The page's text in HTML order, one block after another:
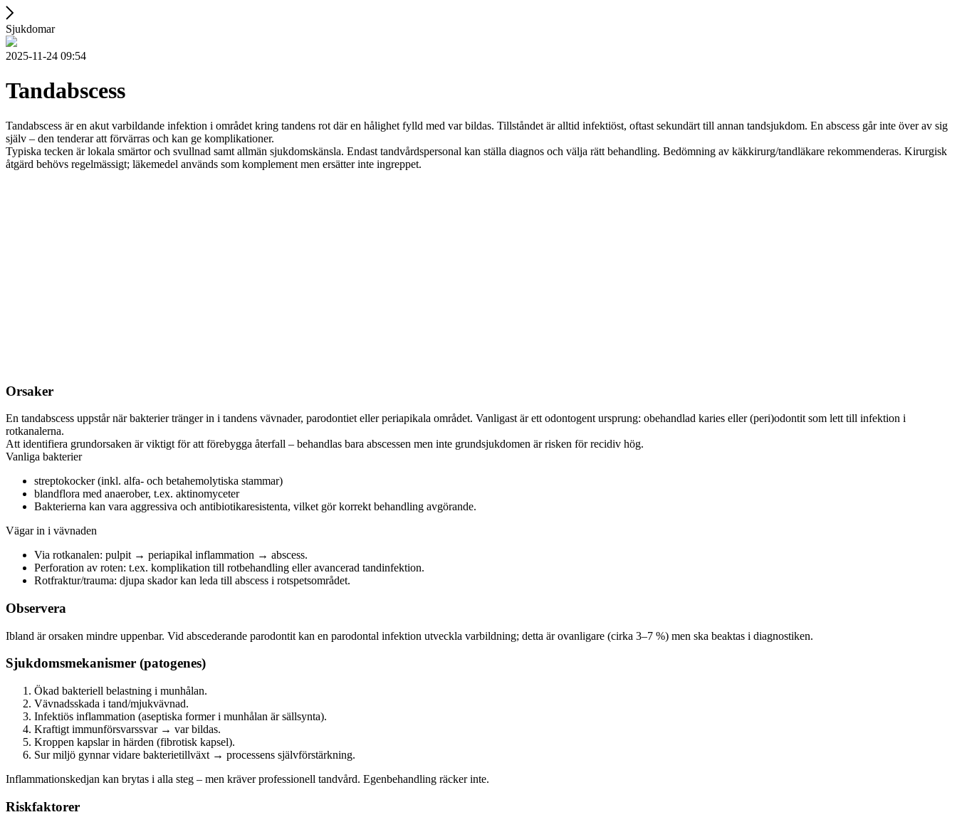
Sjukdomar
2025-11-24 09:54
Tandabscess
Tandabscess är en akut varbildande infektion i området kring tandens rot där en hålighet fylld med var bildas. Tillståndet är alltid infektiöst, oftast sekundärt till annan tandsjukdom. En abscess går inte över av sig
själv – den tenderar att förvärras och kan ge komplikationer.
Typiska tecken är lokala smärtor och svullnad samt allmän sjukdomskänsla. Endast tandvårdspersonal kan ställa diagnos och välja rätt behandling. Bedömning av käkkirurg/tandläkare rekommenderas. Kirurgisk
åtgärd behövs regelmässigt; läkemedel används som komplement men ersätter inte ingreppet.
Orsaker
En tandabscess uppstår när bakterier tränger in i tandens vävnader, parodontiet eller periapikala området. Vanligast är ett odontogent ursprung: obehandlad karies eller (peri)odontit som lett till infektion i
rotkanalerna.
Att identifiera grundorsaken är viktigt för att förebygga återfall – behandlas bara abscessen men inte grundsjukdomen är risken för recidiv hög.
Vanliga bakterier
streptokocker (inkl. alfa- och betahemolytiska stammar)
blandflora med anaerober, t.ex. aktinomyceter
Bakterierna kan vara aggressiva och antibiotikaresistenta, vilket gör korrekt behandling avgörande.
Vägar in i vävnaden
Via rotkanalen: pulpit → periapikal inflammation → abscess.
Perforation av roten: t.ex. komplikation till rotbehandling eller avancerad tandinfektion.
Rotfraktur/trauma: djupa skador kan leda till abscess i rotspetsområdet.
Observera
Ibland är orsaken mindre uppenbar. Vid abscederande parodontit kan en parodontal infektion utveckla varbildning; detta är ovanligare (cirka 3–7 %) men ska beaktas i diagnostiken.
Sjukdomsmekanismer (patogenes)
Ökad bakteriell belastning i munhålan.
Vävnadsskada i tand/mjukvävnad.
Infektiös inflammation (aseptiska former i munhålan är sällsynta).
Kraftigt immunförsvarssvar → var bildas.
Kroppen kapslar in härden (fibrotisk kapsel).
Sur miljö gynnar vidare bakterietillväxt → processens självförstärkning.
Inflammationskedjan kan brytas i alla steg – men kräver professionell tandvård. Egenbehandling räcker inte.
Riskfaktorer